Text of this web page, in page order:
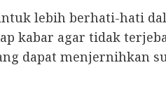
lebih berhati-hati
kabar agar tidak
dapat menjernihkan